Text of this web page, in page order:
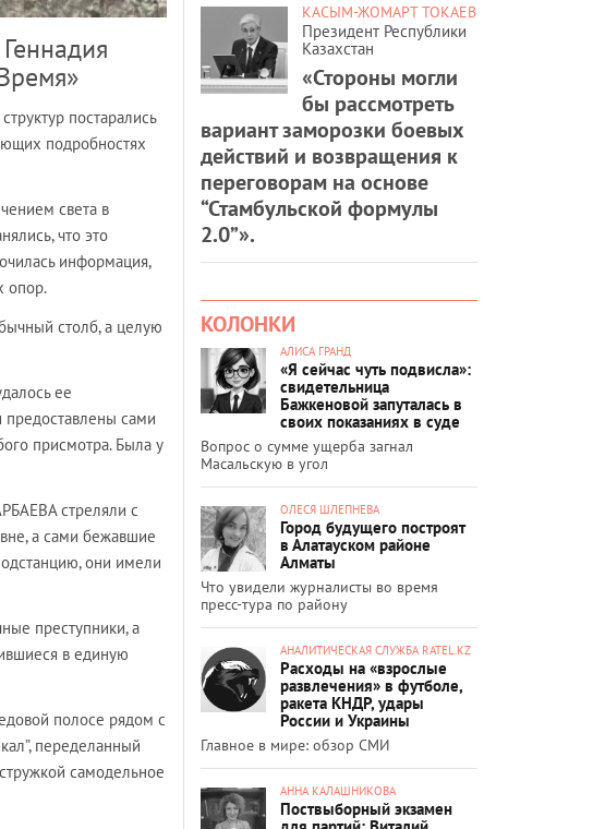
постарались
подробностях
света в
что это
информация,
опор.
столб, а целую
ее
предоставлены сами
присмотра. Была у
стреляли с
а сами бежавшие
они имели
преступники, а
в единую
полосе рядом с
переделанный
самодельное
КАСЫМ-ЖОМАРТ ТОКАЕВ
Президент Республики
Казахстан
«Стороны могли
бы рассмотреть
вариант заморозки боевых
действий и возвращения к
переговорам на основе
“Стамбульской формулы
2.0”».
КОЛОНКИ
АЛИСА ГРАНД
«Я сейчас чуть подвисла»:
свидетельница
Бажкеновой запуталась в
своих показаниях в суде
Вопрос о сумме ущерба загнал
Масальскую в угол
ОЛЕСЯ ШЛЕПНЕВА
Город будущего построят
в Алатауском районе
Алматы
Что увидели журналисты во время
пресс-тура по району
АНАЛИТИЧЕСКАЯ СЛУЖБА RATEL.KZ
Расходы на «взрослые
развлечения» в футболе,
ракета КНДР, удары
России и Украины
Главное в мире: обзор СМИ
АННА КАЛАШНИКОВА
Поствыборный экзамен